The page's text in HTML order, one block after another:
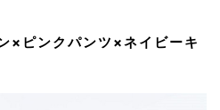
×ピンクパンツ×ネイビーキ